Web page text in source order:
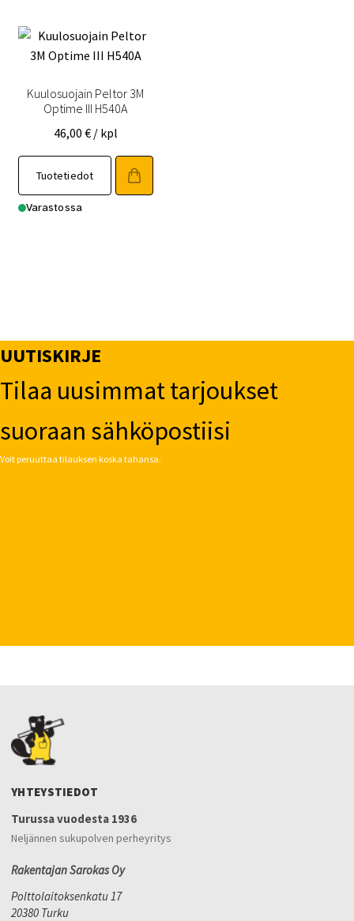
Kuulosuojain Peltor 3M
Optime III H540A
46,00 € / kpl
Tuotetiedot
Varastossa
UUTISKIRJE
Tilaa uusimmat tarjoukset
suoraan sähköpostiisi
Voit peruuttaa tilauksen koska tahansa.
YHTEYSTIEDOT
Turussa vuodesta 1936
Neljännen sukupolven perheyritys
Rakentajan Sarokas Oy
Polttolaitoksenkatu 17
20380 Turku